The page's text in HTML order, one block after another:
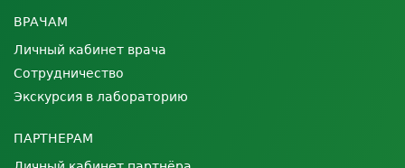
ВРАЧАМ
Личный кабинет врача
Сотрудничество
Экскурсия в лабораторию
ПАРТНЕРАМ